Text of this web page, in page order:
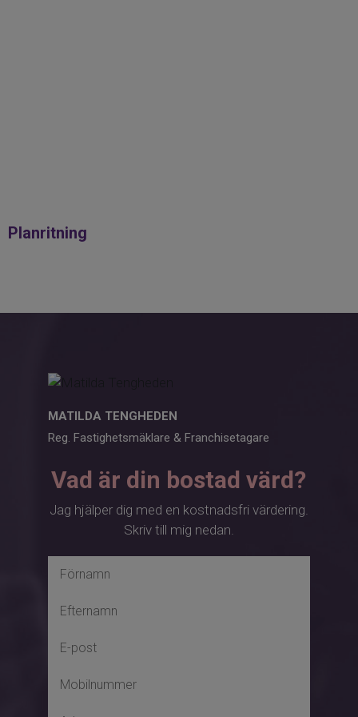
Planritning
MATILDA TENGHEDEN
Reg. Fastighetsmäklare & Franchisetagare
Vad är din bostad värd?
Jag hjälper dig med en kostnadsfri värdering.
Skriv till mig nedan.